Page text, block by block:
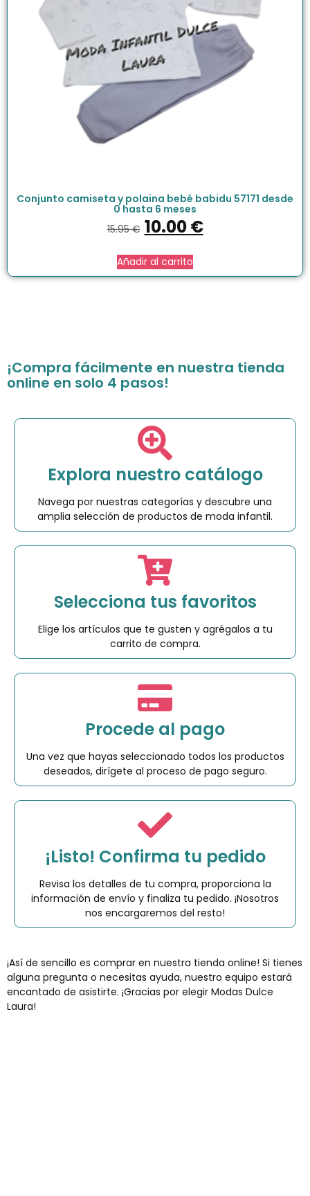
Conjunto camiseta y polaina bebé babidu 57171 desde
0 hasta 6 meses
15.95€ 10.00€
Añadir al carrito
¡Compra fácilmente en nuestra tienda
online en solo 4 pasos!
Explora nuestro catálogo
Navega por nuestras categorías y descubre una
amplia selección de productos de moda infantil.
Selecciona tus favoritos
Elige los artículos que te gusten y agrégalos a tu
carrito de compra.
Procede al pago
Una vez que hayas seleccionado todos los productos
deseados, dirígete al proceso de pago seguro.
¡Listo! Confirma tu pedido
Revisa los detalles de tu compra, proporciona la
información de envío y finaliza tu pedido. ¡Nosotros
nos encargaremos del resto!
¡Así de sencillo es comprar en nuestra tienda online! Si tienes
alguna pregunta o necesitas ayuda, nuestro equipo estará
encantado de asistirte. ¡Gracias por elegir Modas Dulce
Laura!